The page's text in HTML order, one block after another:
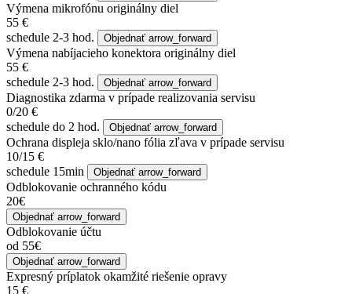
Výmena mikrofónu originálny diel
55 €
schedule 2-3 hod. Objednať arrow_forward
Výmena nabíjacieho konektora originálny diel
55 €
schedule 2-3 hod. Objednať arrow_forward
Diagnostika zdarma v prípade realizovania servisu
0/20 €
schedule do 2 hod. Objednať arrow_forward
Ochrana displeja sklo/nano fólia zľava v prípade servisu
10/15 €
schedule 15min Objednať arrow_forward
Odblokovanie ochranného kódu
20€
Objednať arrow_forward
Odblokovanie účtu
od 55€
Objednať arrow_forward
Expresný príplatok okamžité riešenie opravy
15 €